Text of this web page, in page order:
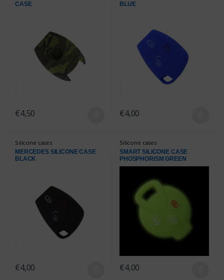
CASE
€4,50
BLUE
€4,00
Silicone cases
MERCEDES SILICONE CASE
BLACK
€4,00
Silicone cases
SMART SILICONE CASE
PHOSPHORISM GREEN
€4,00